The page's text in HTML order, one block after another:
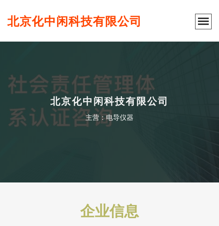
北京化中闲科技有限公司
北京化中闲科技有限公司
主营：电导仪器
企业信息